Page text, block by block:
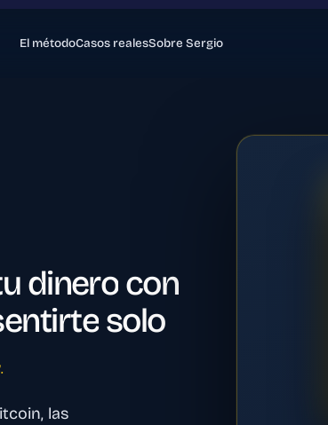
El métodoCasos realesSobre Sergio
dinero con
solo
las